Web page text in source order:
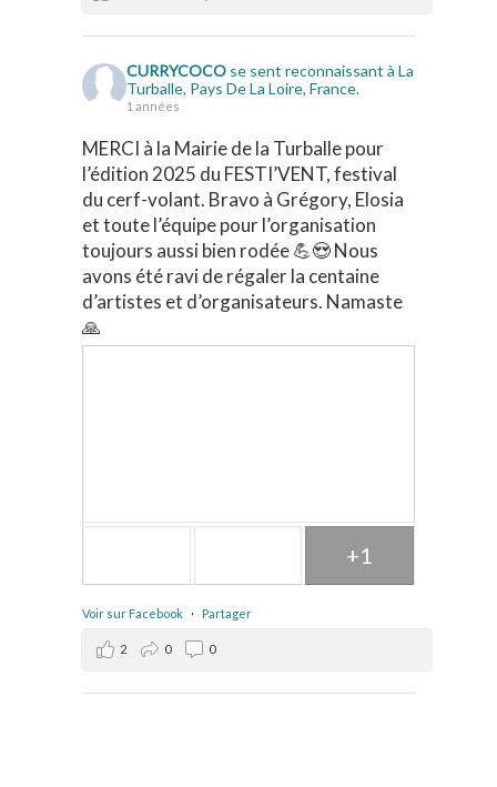
CURRYCOCO se sent reconnaissant à La
Turballe, Pays De La Loire, France.
1 années
MERCI à la Mairie de la Turballe pour
l’édition 2025 du FESTI’VENT, festival
du cerf-volant. Bravo à Grégory, Elosia
et toute l’équipe pour l’organisation
toujours aussi bien rodée 💪😍 Nous
avons été ravi de régaler la centaine
d’artistes et d’organisateurs. Namaste
🙏
+1
Voir sur Facebook · Partager
2 0 0